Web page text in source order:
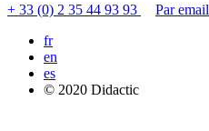
+ 33 (0) 2 35 44 93 93
Par email
fr
en
es
© 2020 Didactic